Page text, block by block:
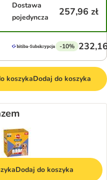
Dostawa
pojedyncza
257,96 zł
-10%
koszykaDodaj do koszyka
Dodaj do koszyka